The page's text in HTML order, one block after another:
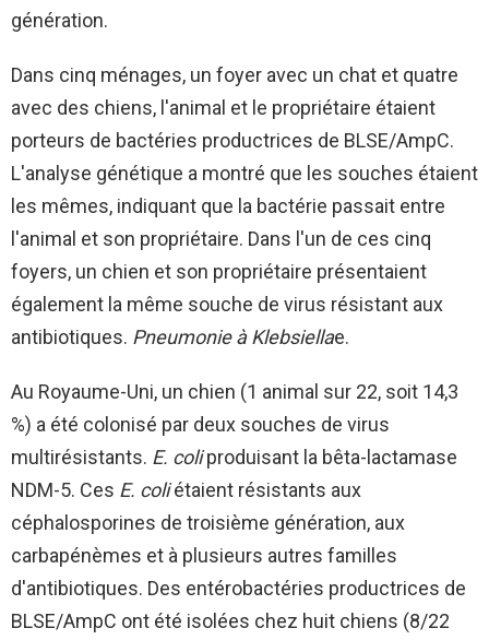
génération.
Dans cinq ménages, un foyer avec un chat et quatre
avec des chiens, l'animal et le propriétaire étaient
porteurs de bactéries productrices de BLSE/AmpC.
L'analyse génétique a montré que les souches étaient
les mêmes, indiquant que la bactérie passait entre
l'animal et son propriétaire. Dans l'un de ces cinq
foyers, un chien et son propriétaire présentaient
également la même souche de virus résistant aux
antibiotiques. Pneumonie à Klebsiellae.
Au Royaume-Uni, un chien (1 animal sur 22, soit 14,3
%) a été colonisé par deux souches de virus
multirésistants. E. coliproduisant la bêta-lactamase
NDM-5. Ces E. coliétaient résistants aux
céphalosporines de troisième génération, aux
carbapénèmes et à plusieurs autres familles
d'antibiotiques. Des entérobactéries productrices de
BLSE/AmpC ont été isolées chez huit chiens (8/22